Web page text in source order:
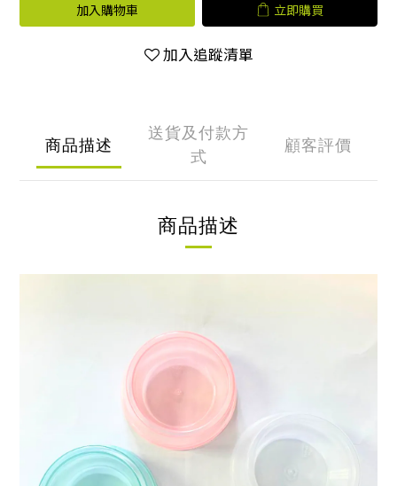
加入購物車 立即購買
加入追蹤清單
商品描述
送貨及付款方
式
顧客評價
商品描述